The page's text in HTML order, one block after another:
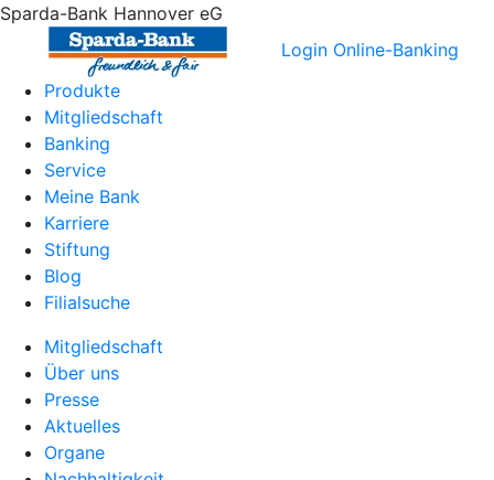
Sparda-Bank Hannover eG
Login Online-Banking
Produkte
Mitgliedschaft
Banking
Service
Meine Bank
Karriere
Stiftung
Blog
Filialsuche
Mitgliedschaft
Über uns
Presse
Aktuelles
Organe